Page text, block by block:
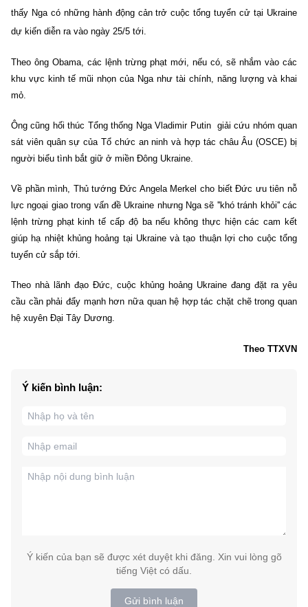
thấy Nga có những hành động cản trở cuộc tổng tuyển cử tại Ukraine
dự kiến diễn ra vào ngày 25/5 tới.
Theo ông Obama, các lệnh trừng phạt mới, nếu có, sẽ nhắm vào các
khu vực kinh tế mũi nhọn của Nga như tài chính, năng lượng và khai
mỏ.
Ông cũng hối thúc Tổng thống Nga Vladimir Putin giải cứu nhóm quan
sát viên quân sự của Tổ chức an ninh và hợp tác châu Âu (OSCE) bị
người biểu tình bắt giữ ở miền Đông Ukraine.
Về phần mình, Thủ tướng Đức Angela Merkel cho biết Đức ưu tiên nỗ
lực ngoại giao trong vấn đề Ukraine nhưng Nga sẽ ''khó tránh khỏi'' các
lệnh trừng phạt kinh tế cấp độ ba nếu không thực hiện các cam kết
giúp hạ nhiệt khủng hoảng tại Ukraine và tạo thuận lợi cho cuộc tổng
tuyển cử sắp tới.
Theo nhà lãnh đạo Đức, cuộc khủng hoảng Ukraine đang đặt ra yêu
cầu cần phải đẩy mạnh hơn nữa quan hệ hợp tác chặt chẽ trong quan
hệ xuyên Đại Tây Dương.
Theo TTXVN
Ý kiến bình luận:
Ý kiến của bạn sẽ được xét duyệt khi đăng. Xin vui lòng gõ
tiếng Việt có dấu.
Gửi bình luận